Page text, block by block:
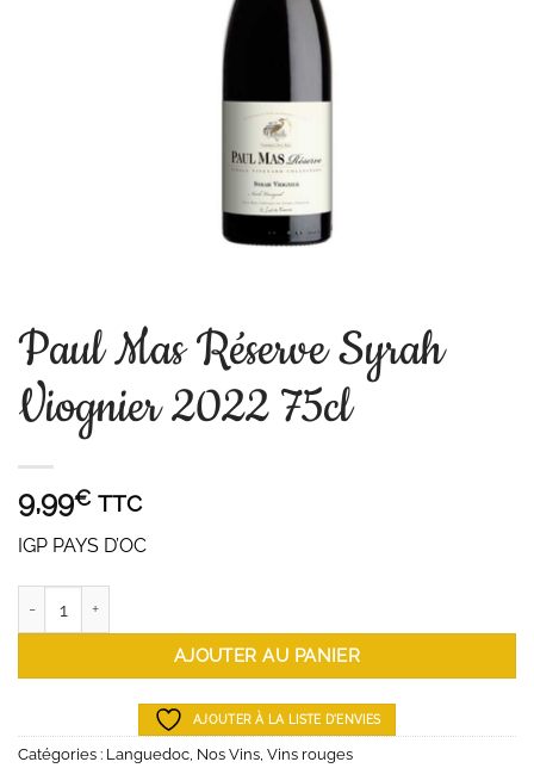
Paul Mas Réserve Syrah
Viognier 2022 75cl
9,99€ TTC
IGP PAYS D’OC
AJOUTER AU PANIER
AJOUTER À LA LISTE D'ENVIES
Catégories : Languedoc, Nos Vins, Vins rouges